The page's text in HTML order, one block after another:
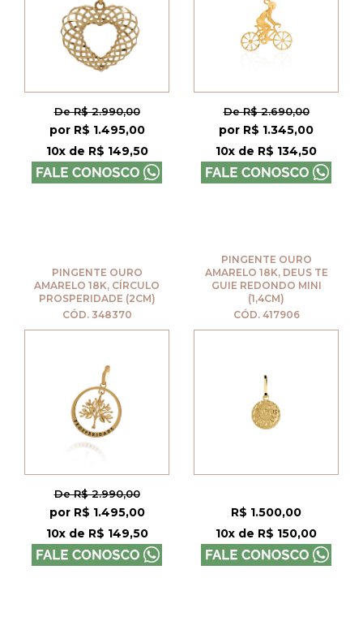
De R$ 2.990,00
por R$ 1.495,00
10x de R$ 149,50
De R$ 2.690,00
por R$ 1.345,00
10x de R$ 134,50
PINGENTE OURO
AMARELO 18K, CÍRCULO
PROSPERIDADE (2CM)
CÓD. 348370
De R$ 2.990,00
por R$ 1.495,00
10x de R$ 149,50
PINGENTE OURO
AMARELO 18K, DEUS TE
GUIE REDONDO MINI
(1,4CM)
CÓD. 417906
R$ 1.500,00
10x de R$ 150,00